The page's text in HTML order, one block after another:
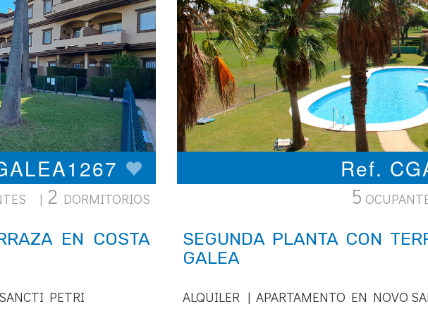
| 2 DORMITORIOS
EN COSTA
PETRI
Ref.
5
SEGUNDA PLANTA CON
GALEA
ALQUILER | APARTAMENTO EN NOVO